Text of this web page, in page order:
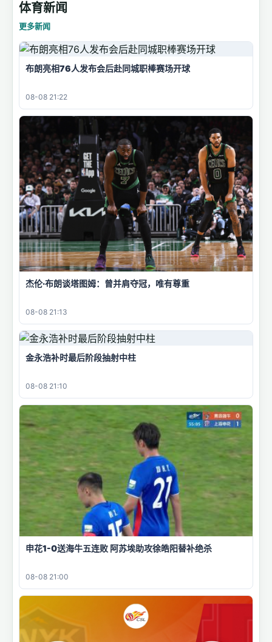
体育新闻
更多新闻
布朗亮相76人发布会后赴同城职棒赛场开球
08-08 21:22
杰伦·布朗谈塔图姆：曾并肩夺冠，唯有尊重
08-08 21:13
金永浩补时最后阶段抽射中柱
08-08 21:10
申花1-0送海牛五连败 阿苏埃助攻徐皓阳替补绝杀
08-08 21:00